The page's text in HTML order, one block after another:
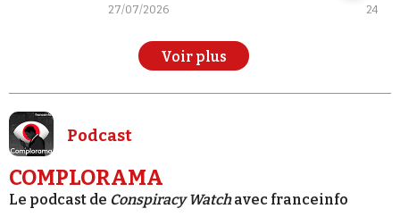
27/07/2026 24/
Voir plus
Podcast
COMPLORAMA
Le podcast de Conspiracy Watchavec franceinfo